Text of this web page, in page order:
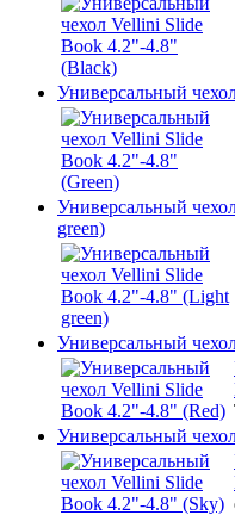
Универсальный
Универсальный
green)
Универсальный
Универсальный